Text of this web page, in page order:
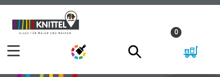
Zum
Inhalt
Zum
Navigationsmenü
0